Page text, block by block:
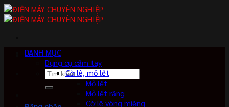
Skip
to
Tìm
kiếm:
DANH MỤC
Dụng cụ cầm tay
Cờ lê, mỏ lết
Mỏ lết
Mỏ lết răng
Cờ lê vòng miệng